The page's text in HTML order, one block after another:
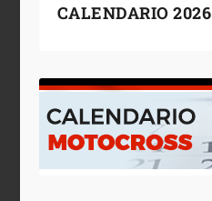
CALENDARIO 2026